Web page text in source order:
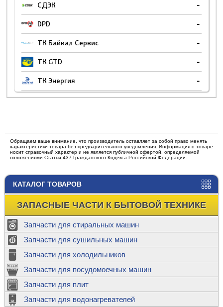
КАТАЛОГ ТОВАРОВ
ЗАПАСНЫЕ ЧАСТИ К БЫТОВОЙ ТЕХНИКЕ
Запчасти для стиральных машин
Запчасти для сушильных машин
Запчасти для холодильников
Запчасти для посудомоечных машин
Запчасти для плит
Запчасти для водонагревателей
СДЭК -
DPD -
ТК Байкал Сервис -
ТК GTD -
ТК Энергия -
Обращаем ваше внимание, что производитель оставляет за собой право менять
характеристики товара без предварительного уведомления. Информация о товаре
носит справочный характер и не является публичной офертой, определяемой
положениями Статьи 437 Гражданского Кодекса Российской Федерации.